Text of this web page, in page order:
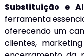
Substituição e
ferramenta
oferecendo um
clientes,